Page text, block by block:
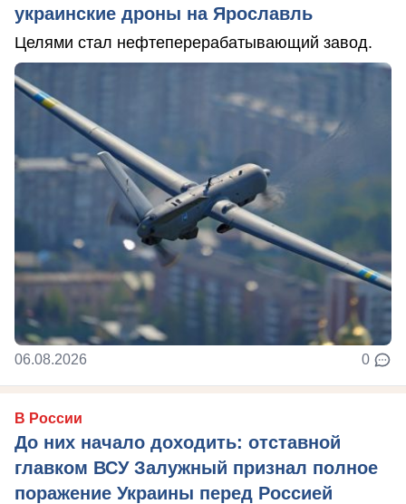
украинские дроны на Ярославль
Целями стал нефтеперерабатывающий завод.
06.08.2026 0
В России
До них начало доходить: отставной
главком ВСУ Залужный признал полное
поражение Украины перед Россией